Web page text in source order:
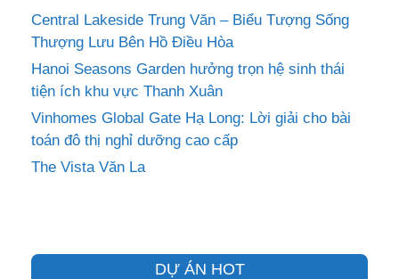
Central Lakeside Trung Văn – Biểu Tượng Sống
Thượng Lưu Bên Hồ Điều Hòa
Hanoi Seasons Garden hưởng trọn hệ sinh thái
tiện ích khu vực Thanh Xuân
Vinhomes Global Gate Hạ Long: Lời giải cho bài
toán đô thị nghỉ dưỡng cao cấp
The Vista Văn La
DỰ ÁN HOT